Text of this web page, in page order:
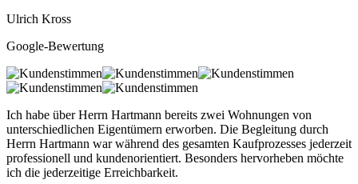
Ulrich Kross
Google-Bewertung
Ich habe über Herrn Hartmann bereits zwei Wohnungen von
unterschiedlichen Eigentümern erworben. Die Begleitung durch
Herrn Hartmann war während des gesamten Kaufprozesses jederzeit
professionell und kundenorientiert. Besonders hervorheben möchte
ich die jederzeitige Erreichbarkeit.